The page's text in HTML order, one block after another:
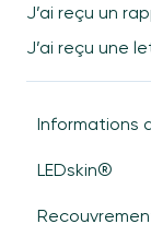
J’ai reçu un
J’ai reçu une
Informations
Général
Cadres
LEDskin®
Général